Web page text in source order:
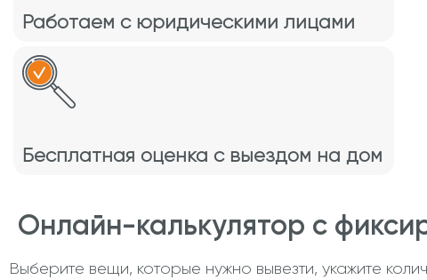
Работаем с юридическими лицами
Бесплатная оценка с выездом на дом
Онлайн-калькулятор с
Выберите вещи, которые нужно вывезти, укажите